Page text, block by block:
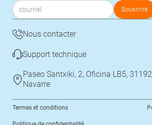
Nous contacter
Support technique
Paseo Santxiki, 2, Oficina LB5,
Navarre
Termes et conditions